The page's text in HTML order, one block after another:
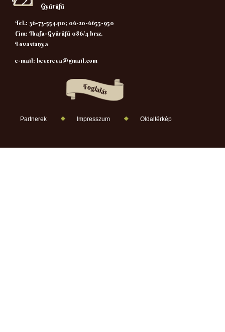
Gyűrűfű
Tel.: 36-73-554410; 06-20-6655-950
Cím: Ibafa-Gyűrűfű 086/4 hrsz.
Lovastanya
e-mail: hevereva@gmail.com
Partnerek Impresszum Oldaltérkép